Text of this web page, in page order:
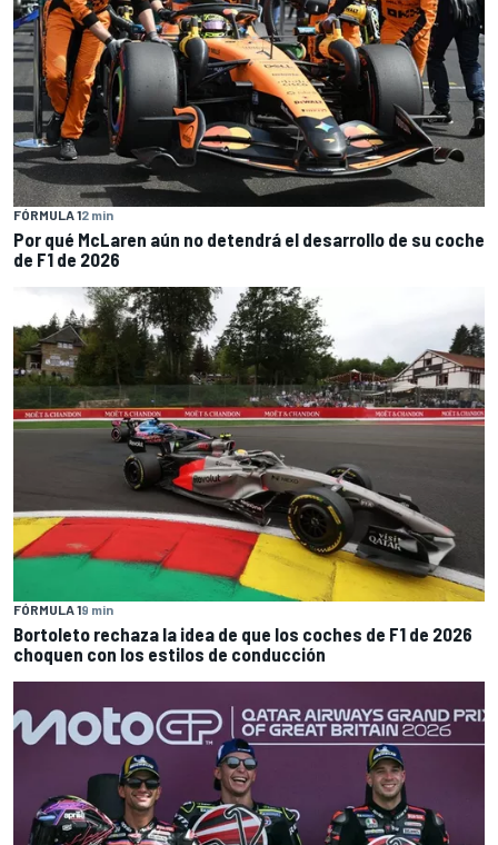
FÓRMULA 12 min
Por qué McLaren aún no detendrá el desarrollo de su coche
de F1 de 2026
FÓRMULA 19 min
Bortoleto rechaza la idea de que los coches de F1 de 2026
choquen con los estilos de conducción